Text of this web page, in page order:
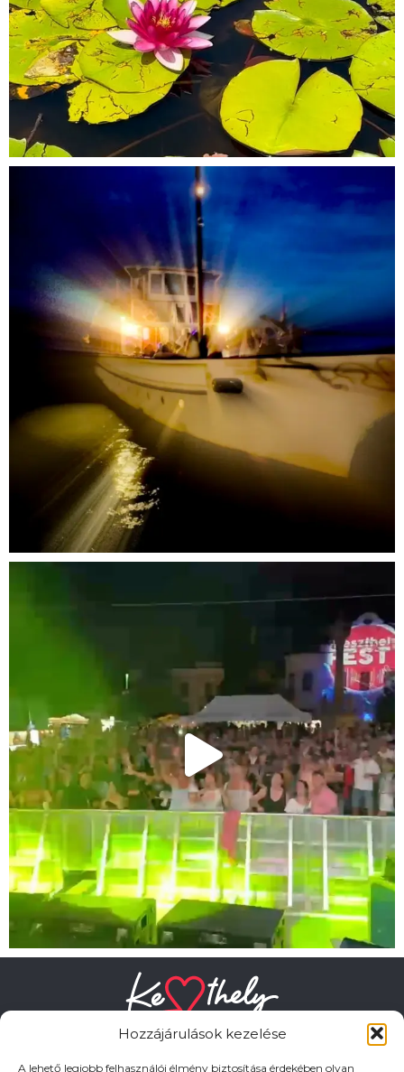
Hozzájárulások kezelése
A lehető legjobb felhasználói élmény biztosítása érdekében olyan